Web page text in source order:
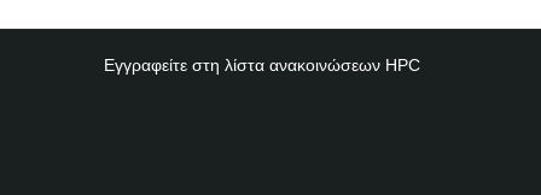
Εγγραφείτε στη λίστα ανακοινώσεων HPC